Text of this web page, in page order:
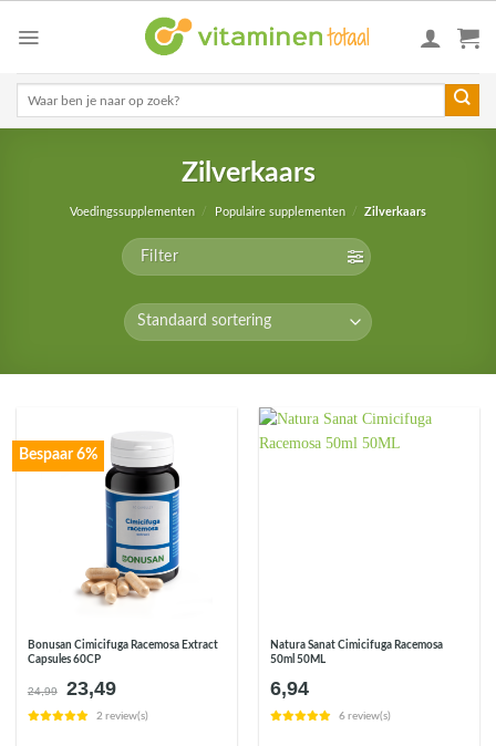
Zilverkaars
Voedingssupplementen / Populaire supplementen / Zilverkaars
Filter
Bespaar 6%
Bonusan Cimicifuga Racemosa Extract
Capsules 60CP
24,99
Oorspronkelijke
prijs
was:
23,49Huidige
prijs
is:
2 review(s)
Natura Sanat Cimicifuga Racemosa
50ml 50ML
6,94
6 review(s)